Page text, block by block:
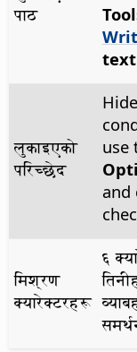
पाठ
text
लुकाइएको
परिच्छेद
use
and
मिश्रण
क्यारेक्टरहरू
६